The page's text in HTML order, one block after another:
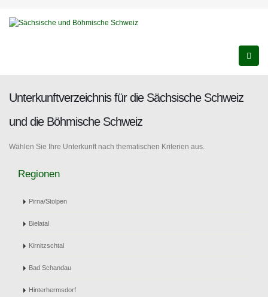
Unterkunftverzeichnis für die Sächsische Schweiz
und die Böhmische Schweiz
Wählen Sie Ihre Unterkunft nach thematischen Kriterien aus.
Regionen
Pirna/Stolpen
Bielatal
Kirnitzschtal
Bad Schandau
Hinterhermsdorf